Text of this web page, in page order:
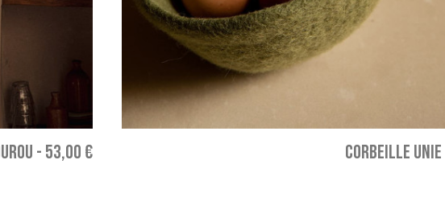
- 53,00 € CORBEILLE UNIE